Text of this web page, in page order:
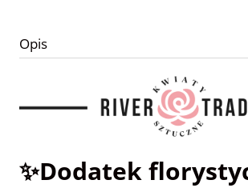
Opis
✨Dodatek